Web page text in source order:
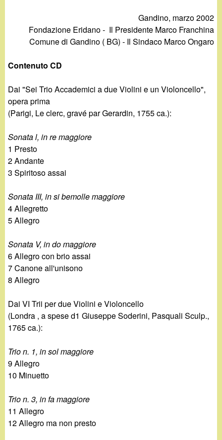
Gandino, marzo 2002
Fondazione Eridano - Il Presidente Marco Franchina
Comune di Gandino ( BG) - Il Sindaco Marco Ongaro
Contenuto CD
Dai "Sei Trio Accademici a due Violini e un Violoncello",
opera prima
(Parigi, Le clerc, gravé par Gerardin, 1755 ca.):
Sonata l, in re maggiore
1 Presto
2 Andante
3 Spiritoso assai
Sonata III, in si bemolle maggiore
4 Allegretto
5 Allegro
Sonata V, in do maggiore
6 Allegro con brio assai
7 Canone all'unisono
8 Allegro
Dai VI Trii per due Violini e Violoncello
(Londra , a spese d1 Giuseppe Soderini, Pasquali Sculp.,
1765 ca.):
Trio n. 1, in sol maggiore
9 Allegro
10 Minuetto
Trio n. 3, in fa maggiore
11 Allegro
12 Allegro ma non presto